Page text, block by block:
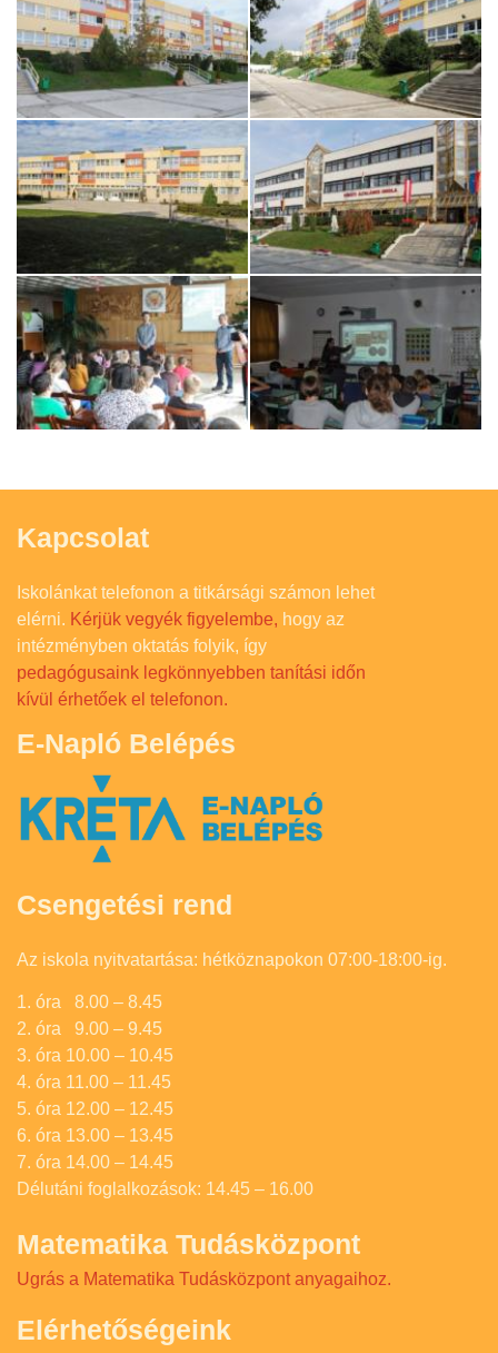
Kapcsolat
Iskolánkat telefonon a titkársági számon lehet
elérni. Kérjük vegyék figyelembe, hogy az
intézményben oktatás folyik, így
pedagógusaink legkönnyebben tanítási időn
kívül érhetőek el telefonon.
E-Napló Belépés
Csengetési rend
Az iskola nyitvatartása: hétköznapokon 07:00-18:00-ig.
1. óra 8.00 – 8.45
2. óra 9.00 – 9.45
3. óra 10.00 – 10.45
4. óra 11.00 – 11.45
5. óra 12.00 – 12.45
6. óra 13.00 – 13.45
7. óra 14.00 – 14.45
Délutáni foglalkozások: 14.45 – 16.00
Matematika Tudásközpont
Ugrás a Matematika Tudásközpont anyagaihoz.
Elérhetőségeink